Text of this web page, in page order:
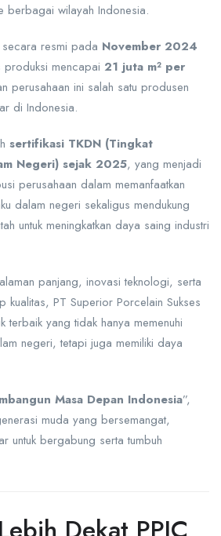
berbagai wilayah Indonesia.
resmi pada November 2024
mencapai 21 juta m² per
perusahaan ini salah satu produsen
di Indonesia.
sertifikasi TKDN (Tingkat
Negeri) sejak 2025, yang menjadi
perusahaan dalam memanfaatkan
dalam negeri sekaligus mendukung
untuk meningkatkan daya saing industri
panjang, inovasi teknologi, serta
kualitas, PT Superior Porcelain Sukses
terbaik yang tidak hanya memenuhi
negeri, tetapi juga memiliki daya
Masa Depan Indonesia”,
muda yang bersemangat,
untuk bergabung serta tumbuh